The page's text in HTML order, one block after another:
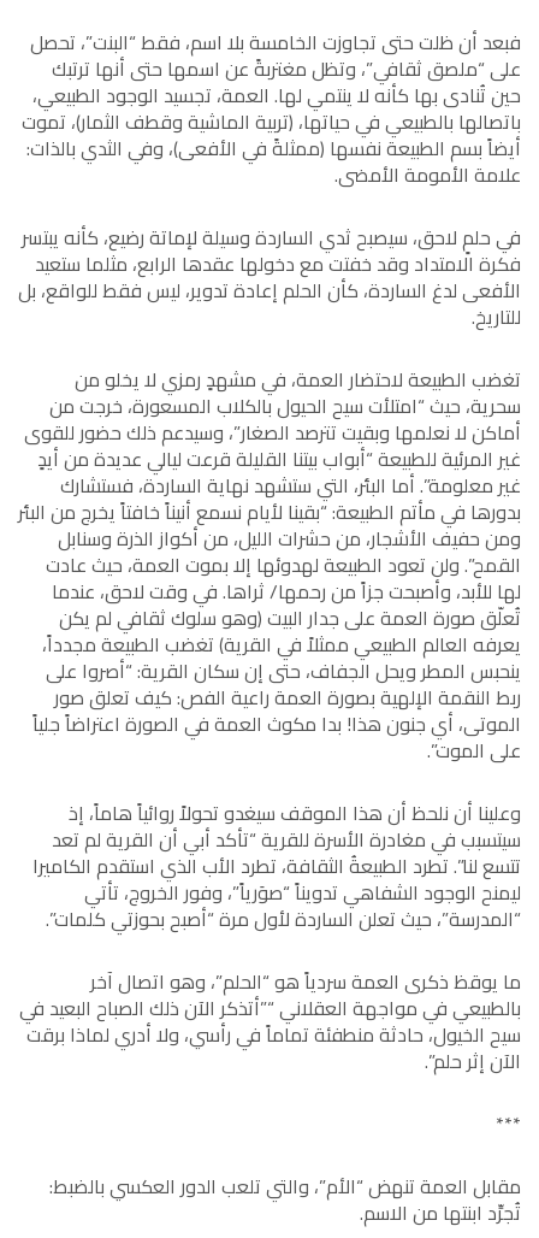
فبعد أن ظلت حتى تجاوزت الخامسة بلا اسم، فقط “البنت”، تحصل
على “ملصق ثقافي”، وتظل مغتربةً عن اسمها حتى أنها ترتبك
حين تُنادى بها كأنه لا ينتمي لها. العمة، تجسيد الوجود الطبيعي،
باتصالها بالطبيعي في حياتها، (تربية الماشية وقطف الثمار)، تموت
أيضاً بسم الطبيعة نفسها (ممثلةً في الأفعى)، وفي الثدي بالذات:
علامة الأمومة الأمضى.
في حلمٍ لاحق، سيصبح ثدي الساردة وسيلة لإماتة رضيع، كأنه يبتسر
فكرة الامتداد وقد خفتت مع دخولها عقدها الرابع، مثلما ستعيد
الأفعى لدغ الساردة، كأن الحلم إعادة تدوير، ليس فقط للواقع، بل
للتاريخ.
تغضب الطبيعة لاحتضار العمة، في مشهدٍ رمزي لا يخلو من
سحرية، حيث “امتلأت سيح الحيول بالكلاب المسعورة، خرجت من
أماكن لا نعلمها وبقيت تترصد الصغار”، وسيدعم ذلك حضور للقوى
غير المرئية للطبيعة “أبواب بيتنا القليلة قرعت ليالي عديدة من أيدٍ
غير معلومة”. أما البئر، التي ستشهد نهاية الساردة، فستشارك
بدورها في مأتم الطبيعة: “بقينا لأيام نسمع أنيناً خافتاً يخرج من البئر
ومن حفيف الأشجار، من حشرات الليل، من أكواز الذرة وسنابل
القمح”. ولن تعود الطبيعة لهدوئها إلا بموت العمة، حيث عادت
لها للأبد، وأصبحت جزاً من رحمها/ ثراها. في وقت لاحق، عندما
تُعلّق صورة العمة على جدار البيت (وهو سلوك ثقافي لم يكن
يعرفه العالم الطبيعي ممثلاً في القرية) تغضب الطبيعة مجدداً،
ينحبس المطر ويحل الجفاف، حتى إن سكان القرية: “أصروا على
ربط النقمة الإلهية بصورة العمة راعية الفص: كيف تعلق صور
الموتى، أي جنون هذا! بدا مكوث العمة في الصورة اعتراضاً جلياً
على الموت”.
وعلينا أن نلحظ أن هذا الموقف سيغدو تحولاً روائياً هاماً، إذ
سيتسبب في مغادرة الأسرة للقرية “تأكد أبي أن القرية لم تعد
تتسع لنا”. تطرد الطبيعةُ الثقافة، تطرد الأب الذي استقدم الكاميرا
ليمنح الوجود الشفاهي تدويناً “صوَرياً”، وفور الخروج، تأتي
“المدرسة”، حيث تعلن الساردة لأول مرة “أصبح بحوزتي كلمات”.
ما يوقظ ذكرى العمة سردياً هو “الحلم”، وهو اتصال آخر
بالطبيعي في مواجهة العقلاني “”أتذكر الآن ذلك الصباح البعيد في
سيح الخيول، حادثة منطفئة تماماً في رأسي، ولا أدري لماذا برقت
الآن إثر حلم”.
***
مقابل العمة تنهض “الأم”، والتي تلعب الدور العكسي بالضبط:
تُجرِّد ابنتها من الاسم.